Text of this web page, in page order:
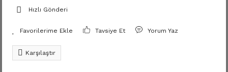
Hızlı Gönderi
Tavsiye Et Yorum Yaz
Karşılaştır